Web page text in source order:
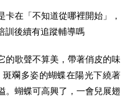
在「不知道從哪裡開始」，
訓後續有追蹤輔導嗎
的歌聲不算美，帶著俏皮的味
斕多姿的蝴蝶在陽光下繞著
。蝴蝶可高興了，一會兒展翅